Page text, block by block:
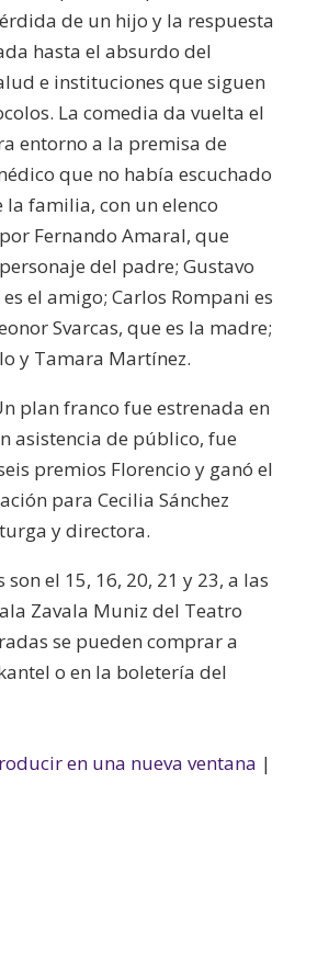
de un hijo y la respuesta
hasta el absurdo del
e instituciones que siguen
La comedia da vuelta el
entorno a la premisa de
que no había escuchado
familia, con un elenco
Fernando Amaral, que
del padre; Gustavo
el amigo; Carlos Rompani es
Svarcas, que es la madre;
y Tamara Martínez.
plan franco fue estrenada en
asistencia de público, fue
premios Florencio y ganó el
para Cecilia Sánchez
y directora.
son el 15, 16, 20, 21 y 23, a las
Zavala Muniz del Teatro
se pueden comprar a
o en la boletería del
en una nueva ventana |